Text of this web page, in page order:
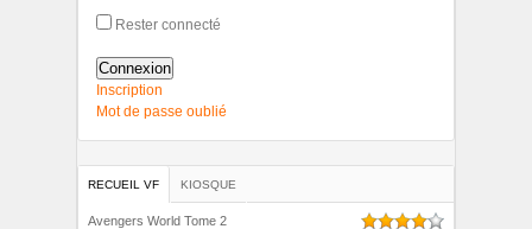
Rester connecté
Connexion
Inscription
Mot de passe oublié
RECUEIL VF KIOSQUE
Avengers World Tome 2